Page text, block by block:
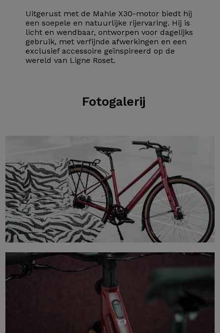
Uitgerust met de Mahle X30-motor biedt hij
een soepele en natuurlijke rijervaring. Hij is
licht en wendbaar, ontworpen voor dagelijks
gebruik, met verfijnde afwerkingen en een
exclusief accessoire geïnspireerd op de
wereld van Ligne Roset.
Fotogalerij